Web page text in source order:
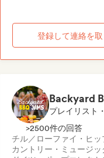
登録して連絡を
Backyard
プレイリスト
>2500件の回答
チル／ローファイ・ヒッ
カントリー・ミュージッ